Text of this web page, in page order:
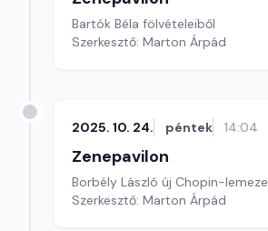
Bartók Béla fölvételeiből
Szerkesztő: Marton Árpád
2025. 10. 24. péntek 14:04
Zenepavilon
Borbély László új Chopin-lemeze
Szerkesztő: Marton Árpád